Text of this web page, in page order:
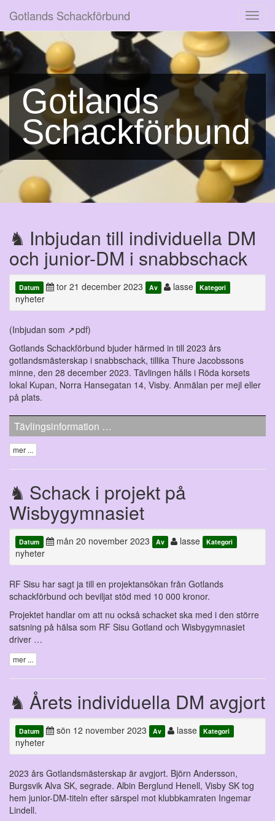
Gotlands Schackförbund
Gotlands
Schackförbund
Inbjudan till individuella DM
och junior-DM i snabbschack
Datum tor 21 december 2023 Av lasse Kategori
nyheter
(Inbjudan som pdf)
Gotlands Schackförbund bjuder härmed in till 2023 års
gotlandsmästerskap i snabbschack, tillika Thure Jacobssons
minne, den 28 december 2023. Tävlingen hålls i Röda korsets
lokal Kupan, Norra Hansegatan 14, Visby. Anmälan per mejl eller
på plats.
Tävlingsinformation …
mer ...
Schack i projekt på
Wisbygymnasiet
Datum mån 20 november 2023 Av lasse Kategori
nyheter
RF Sisu har sagt ja till en projektansökan från Gotlands
schackförbund och beviljat stöd med 10 000 kronor.
Projektet handlar om att nu också schacket ska med i den större
satsning på hälsa som RF Sisu Gotland och Wisbygymnasiet
driver …
mer ...
Årets individuella DM avgjort
Datum sön 12 november 2023 Av lasse Kategori
nyheter
2023 års Gotlandsmästerskap är avgjort. Björn Andersson,
Burgsvik Alva SK, segrade. Albin Berglund Henell, Visby SK tog
hem junior-DM-titeln efter särspel mot klubbkamraten Ingemar
Lindell.